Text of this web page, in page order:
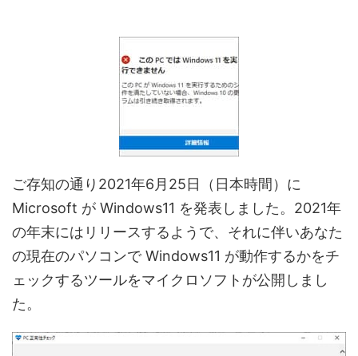
ご存知の通り2021年6月25日（日本時間）に
Microsoft が Windows11 を発表しました。2021年
の年末にはリリースするようで、それに伴いあなた
の現在のパソコンで Windows11 が動作するかをチ
ェックするツールをマイクロソフトが公開しまし
た。